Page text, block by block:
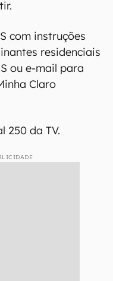
na lista de
ao lado do
cadastrais
o aplicativo